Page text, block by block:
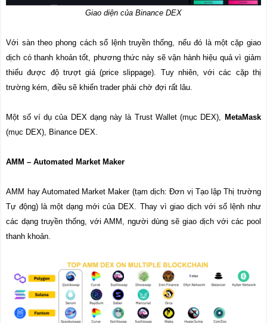
Giao diện của Binance DEX
Với sàn theo phong cách sổ lệnh truyền thống, nếu đó là một cặp giao
dịch có thanh khoản tốt, phương thức này sẽ vận hành hiệu quả vì giảm
thiểu được độ trượt giá (price slippage). Tuy nhiên, với các cặp thị
trường kém, điều sẽ khiến trader phải chờ đợi rất lâu.
Một số ví dụ của DEX dạng này là Trust Wallet (mục DEX),
MetaMask
(mục DEX), Binance DEX.
AMM – Automated Market Maker
AMM hay Automated Market Maker (tạm dịch: Đơn vị Tạo lập Thị trường
Tự động) là một dạng mới của DEX. Thay vì giao dịch với sổ lệnh như
các dạng truyền thống, với AMM, người dùng sẽ giao dịch với các pool
thanh khoản.